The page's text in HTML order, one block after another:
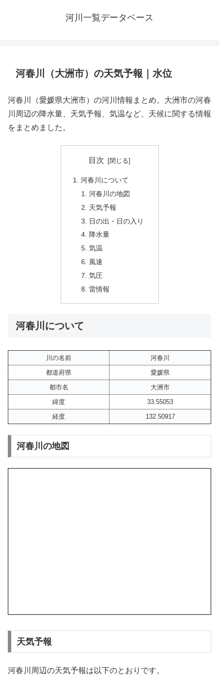
河川一覧データベース
河春川（大洲市）の天気予報｜水位
河春川（愛媛県大洲市）の河川情報まとめ。大洲市の河春
川周辺の降水量、天気予報、気温など、天候に関する情報
をまとめました。
目次
河春川について
河春川の地図
天気予報
日の出・日の入り
降水量
気温
風速
気圧
雷情報
河春川について
川の名前
河春川
都道府県
愛媛県
都市名
大洲市
緯度
33.55053
経度
132.50917
河春川の地図
天気予報
河春川周辺の天気予報は以下のとおりです。